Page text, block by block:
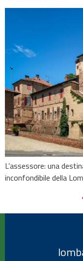
L’assessore: una
inconfondibile della